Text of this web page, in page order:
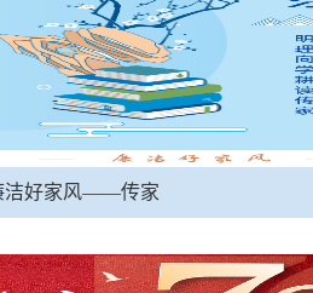
洁好家风——传家